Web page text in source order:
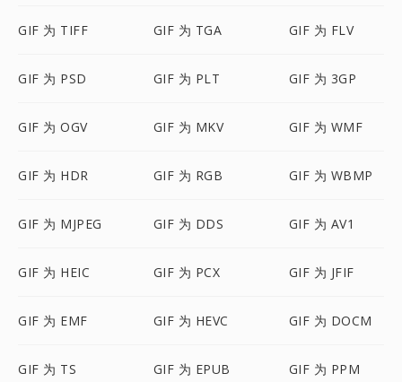
GIF 为 TIFF GIF 为 TGA GIF 为 FLV
GIF 为 PSD GIF 为 PLT GIF 为 3GP
GIF 为 OGV GIF 为 MKV GIF 为 WMF
GIF 为 HDR GIF 为 RGB GIF 为 WBMP
GIF 为 MJPEG GIF 为 DDS GIF 为 AV1
GIF 为 HEIC GIF 为 PCX GIF 为 JFIF
GIF 为 EMF GIF 为 HEVC GIF 为 DOCM
GIF 为 TS GIF 为 EPUB GIF 为 PPM